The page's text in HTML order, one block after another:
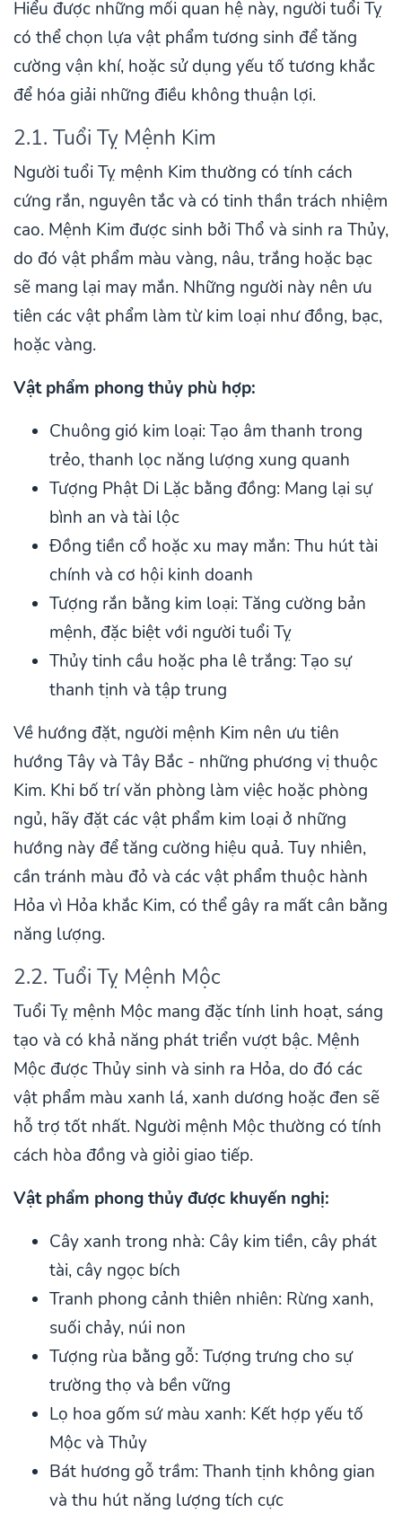
Hiểu được những mối quan hệ này, người tuổi Tỵ
có thể chọn lựa vật phẩm tương sinh để tăng
cường vận khí, hoặc sử dụng yếu tố tương khắc
để hóa giải những điều không thuận lợi.
2.1. Tuổi Tỵ Mệnh Kim
Người tuổi Tỵ mệnh Kim thường có tính cách
cứng rắn, nguyên tắc và có tinh thần trách nhiệm
cao. Mệnh Kim được sinh bởi Thổ và sinh ra Thủy,
do đó vật phẩm màu vàng, nâu, trắng hoặc bạc
sẽ mang lại may mắn. Những người này nên ưu
tiên các vật phẩm làm từ kim loại như đồng, bạc,
hoặc vàng.
Vật phẩm phong thủy phù hợp:
Chuông gió kim loại: Tạo âm thanh trong
trẻo, thanh lọc năng lượng xung quanh
Tượng Phật Di Lặc bằng đồng: Mang lại sự
bình an và tài lộc
Đồng tiền cổ hoặc xu may mắn: Thu hút tài
chính và cơ hội kinh doanh
Tượng rắn bằng kim loại: Tăng cường bản
mệnh, đặc biệt với người tuổi Tỵ
Thủy tinh cầu hoặc pha lê trắng: Tạo sự
thanh tịnh và tập trung
Về hướng đặt, người mệnh Kim nên ưu tiên
hướng Tây và Tây Bắc - những phương vị thuộc
Kim. Khi bố trí văn phòng làm việc hoặc phòng
ngủ, hãy đặt các vật phẩm kim loại ở những
hướng này để tăng cường hiệu quả. Tuy nhiên,
cần tránh màu đỏ và các vật phẩm thuộc hành
Hỏa vì Hỏa khắc Kim, có thể gây ra mất cân bằng
năng lượng.
2.2. Tuổi Tỵ Mệnh Mộc
Tuổi Tỵ mệnh Mộc mang đặc tính linh hoạt, sáng
tạo và có khả năng phát triển vượt bậc. Mệnh
Mộc được Thủy sinh và sinh ra Hỏa, do đó các
vật phẩm màu xanh lá, xanh dương hoặc đen sẽ
hỗ trợ tốt nhất. Người mệnh Mộc thường có tính
cách hòa đồng và giỏi giao tiếp.
Vật phẩm phong thủy được khuyến nghị:
Cây xanh trong nhà: Cây kim tiền, cây phát
tài, cây ngọc bích
Tranh phong cảnh thiên nhiên: Rừng xanh,
suối chảy, núi non
Tượng rùa bằng gỗ: Tượng trưng cho sự
trường thọ và bền vững
Lọ hoa gốm sứ màu xanh: Kết hợp yếu tố
Mộc và Thủy
Bát hương gỗ trầm: Thanh tịnh không gian
và thu hút năng lượng tích cực